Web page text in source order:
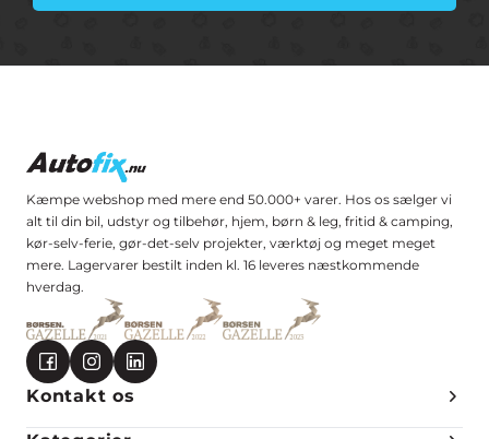
Kæmpe webshop med mere end 50.000+ varer. Hos os sælger vi
alt til din bil, udstyr og tilbehør, hjem, børn & leg, fritid & camping,
kør-selv-ferie, gør-det-selv projekter, værktøj og meget meget
mere. Lagervarer bestilt inden kl. 16 leveres næstkommende
hverdag.
Kontakt os